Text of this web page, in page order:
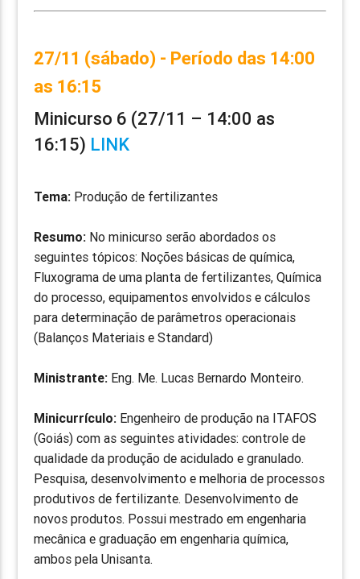
27/11 (sábado) - Período das 14:00
as 16:15
Minicurso 6 (27/11 – 14:00 as
16:15) LINK
Tema: Produção de fertilizantes
Resumo: No minicurso serão abordados os
seguintes tópicos: Noções básicas de química,
Fluxograma de uma planta de fertilizantes, Química
do processo, equipamentos envolvidos e cálculos
para determinação de parâmetros operacionais
(Balanços Materiais e Standard)
Ministrante: Eng. Me. Lucas Bernardo Monteiro.
Minicurrículo: Engenheiro de produção na ITAFOS
(Goiás) com as seguintes atividades: controle de
qualidade da produção de acidulado e granulado.
Pesquisa, desenvolvimento e melhoria de processos
produtivos de fertilizante. Desenvolvimento de
novos produtos. Possui mestrado em engenharia
mecânica e graduação em engenharia química,
ambos pela Unisanta.